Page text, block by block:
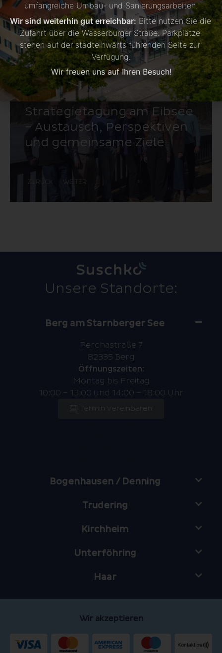
Aktuelle Meldungen
Strategie­ta­gung am Eibsee
– Aus­tausch, Per­spekti­ven
und ge­mein­same Ziele
ZURÜCK WEITER
Unsere Standorte:
Berg am Starnberger See
Perchastraße 7
82335 Berg
Öffnungszeiten:
Montag bis Freitag
10:00 – 13:00 und 14:00 – 18:00 Uhr
Termin vereinbaren
Bogenhausen / Denning
Trudering
Kirchheim
Unterföhring
Haar
Wir akzeptieren
umfangreiche Umbau- und Sanierungsarbeiten.
Wir sind weiterhin gut erreichbar: Bitte nutzen Sie die
Zufahrt über die Wasserburger Straße. Parkplätze
stehen auf der stadteinwärts führenden Seite zur
Verfügung.
Wir freuen uns auf Ihren Besuch!